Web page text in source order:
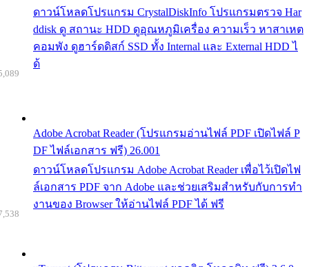
ดาวน์โหลดโปรแกรม CrystalDiskInfo โปรแกรมตรวจ Har
ddisk ดู สถานะ HDD ดูอุณหภูมิเครื่อง ความเร็ว หาสาเหต
คอมพัง ดูฮาร์ดดิสก์ SSD ทั้ง Internal และ External HDD ไ
ด้
Adobe Acrobat Reader (โปรแกรมอ่านไฟล์ PDF เปิดไฟล์ P
DF ไฟล์เอกสาร ฟรี) 26.001
ดาวน์โหลดโปรแกรม Adobe Acrobat Reader เพื่อไว้เปิดไฟ
ล์เอกสาร PDF จาก Adobe และช่วยเสริมสำหรับกับการทำ
งานของ Browser ให้อ่านไฟล์ PDF ได้ ฟรี